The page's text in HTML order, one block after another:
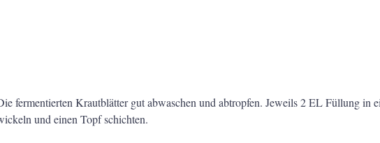
fermentierten Krautblätter gut abwaschen und abtropfen. Jeweils 2 EL Füllung in
und einen Topf schichten.